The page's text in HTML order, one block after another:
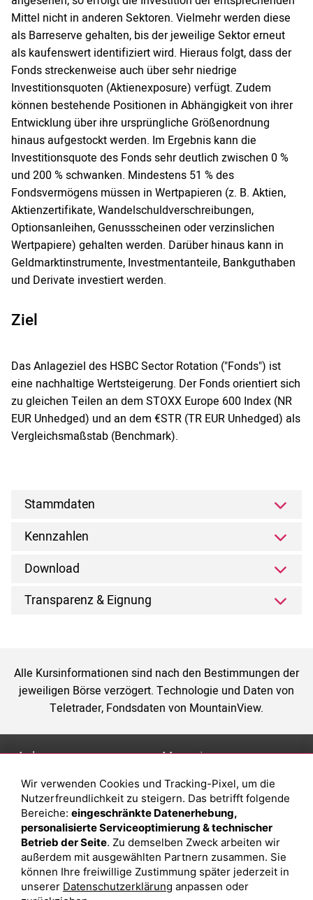
Mittel nicht in anderen Sektoren. Vielmehr werden diese
als Barreserve gehalten, bis der jeweilige Sektor erneut
als kaufenswert identifiziert wird. Hieraus folgt, dass der
Fonds streckenweise auch über sehr niedrige
Investitionsquoten (Aktienexposure) verfügt. Zudem
können bestehende Positionen in Abhängigkeit von ihrer
Entwicklung über ihre ursprüngliche Größenordnung
hinaus aufgestockt werden. Im Ergebnis kann die
Investitionsquote des Fonds sehr deutlich zwischen 0 %
und 200 % schwanken. Mindestens 51 % des
Fondsvermögens müssen in Wertpapieren (z. B. Aktien,
Aktienzertifikate, Wandelschuldverschreibungen,
Optionsanleihen, Genussscheinen oder verzinslichen
Wertpapiere) gehalten werden. Darüber hinaus kann in
Geldmarktinstrumente, Investmentanteile, Bankguthaben
und Derivate investiert werden.
Ziel
Das Anlageziel des HSBC Sector Rotation ("Fonds") ist
eine nachhaltige Wertsteigerung. Der Fonds orientiert sich
zu gleichen Teilen an dem STOXX Europe 600 Index (NR
EUR Unhedged) und an dem €STR (TR EUR Unhedged) als
Vergleichsmaßstab (Benchmark).
Stammdaten
Kennzahlen
Download
Transparenz & Eignung
Alle Kursinformationen sind nach den Bestimmungen der
jeweiligen Börse verzögert. Technologie und Daten von
Teletrader, Fondsdaten von MountainView.
Anlage
Depot eröffnen
Depot vergleichen
Junior Depot
Top-Seller-Fonds
Top-Fonds
Magazin
Was sind sind ETFs?
Sparplan Vorteile
Was ist ein Fonds?
Wir verwenden Cookies und Tracking-Pixel, um die
Nutzerfreundlichkeit zu steigern. Das betrifft folgende
Bereiche: eingeschränkte Datenerhebung,
personalisierte Serviceoptimierung & technischer
Betrieb der Seite. Zu demselben Zweck arbeiten wir
außerdem mit ausgewählten Partnern zusammen. Sie
können Ihre freiwillige Zustimmung später jederzeit in
unserer Datenschutzerklärung anpassen oder